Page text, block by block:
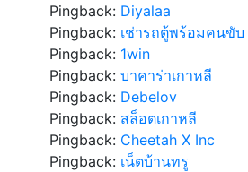
Pingback: Diyalaa
Pingback: เช่ารถตู้พร้อมคนขับ
Pingback: 1win
Pingback: บาคาร่าเกาหลี
Pingback: Debelov
Pingback: สล็อตเกาหลี
Pingback: Cheetah X Inc
Pingback: เน็ตบ้านทรู